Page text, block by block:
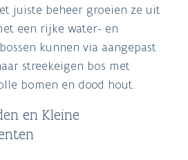
juiste beheer groeien ze uit
een rijke water- en
kunnen via aangepast
streekeigen bos met
bomen en dood hout.
en Kleine